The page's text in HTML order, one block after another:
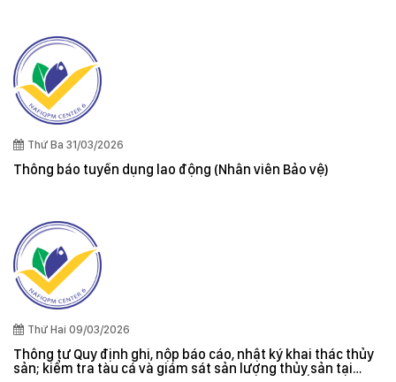
Thứ Ba 31/03/2026
Thông báo tuyển dụng lao động (Nhân viên Bảo vệ)
Thứ Hai 09/03/2026
Thông tư Quy định ghi, nộp báo cáo, nhật ký khai thác thủy
sản; kiểm tra tàu cá và giám sát sản lượng thủy sản tại